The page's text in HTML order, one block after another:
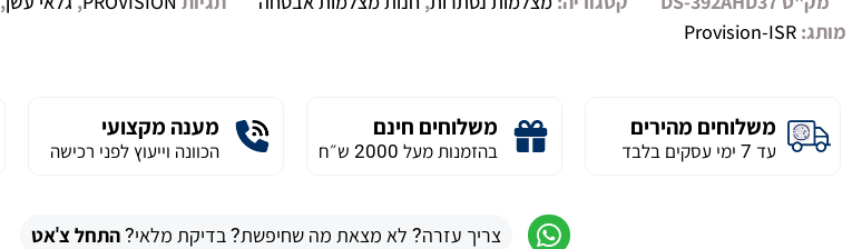
מותג:Provision-ISR
משלוחים מהירים
עד 7 ימי עסקים בלבד
משלוחים חינם
בהזמנות מעל 2000 ש״ח
מענה מקצועי
הכוונה וייעוץ לפני רכישה
צריך עזרה? לא מצאת מה שחיפשת? בדיקת מלאי?התחל צ'אט